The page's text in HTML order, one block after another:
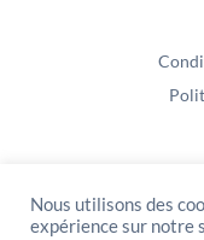
Nous utilisons des
expérience sur notre